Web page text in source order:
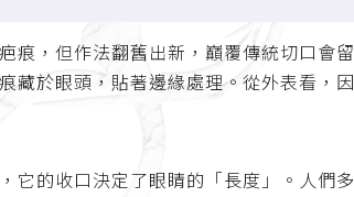
痕，但作法翻舊出新，巔覆傳統切口會
藏於眼頭，貼著邊緣處理。從外表看，
它的收口決定了眼睛的「長度」。人們